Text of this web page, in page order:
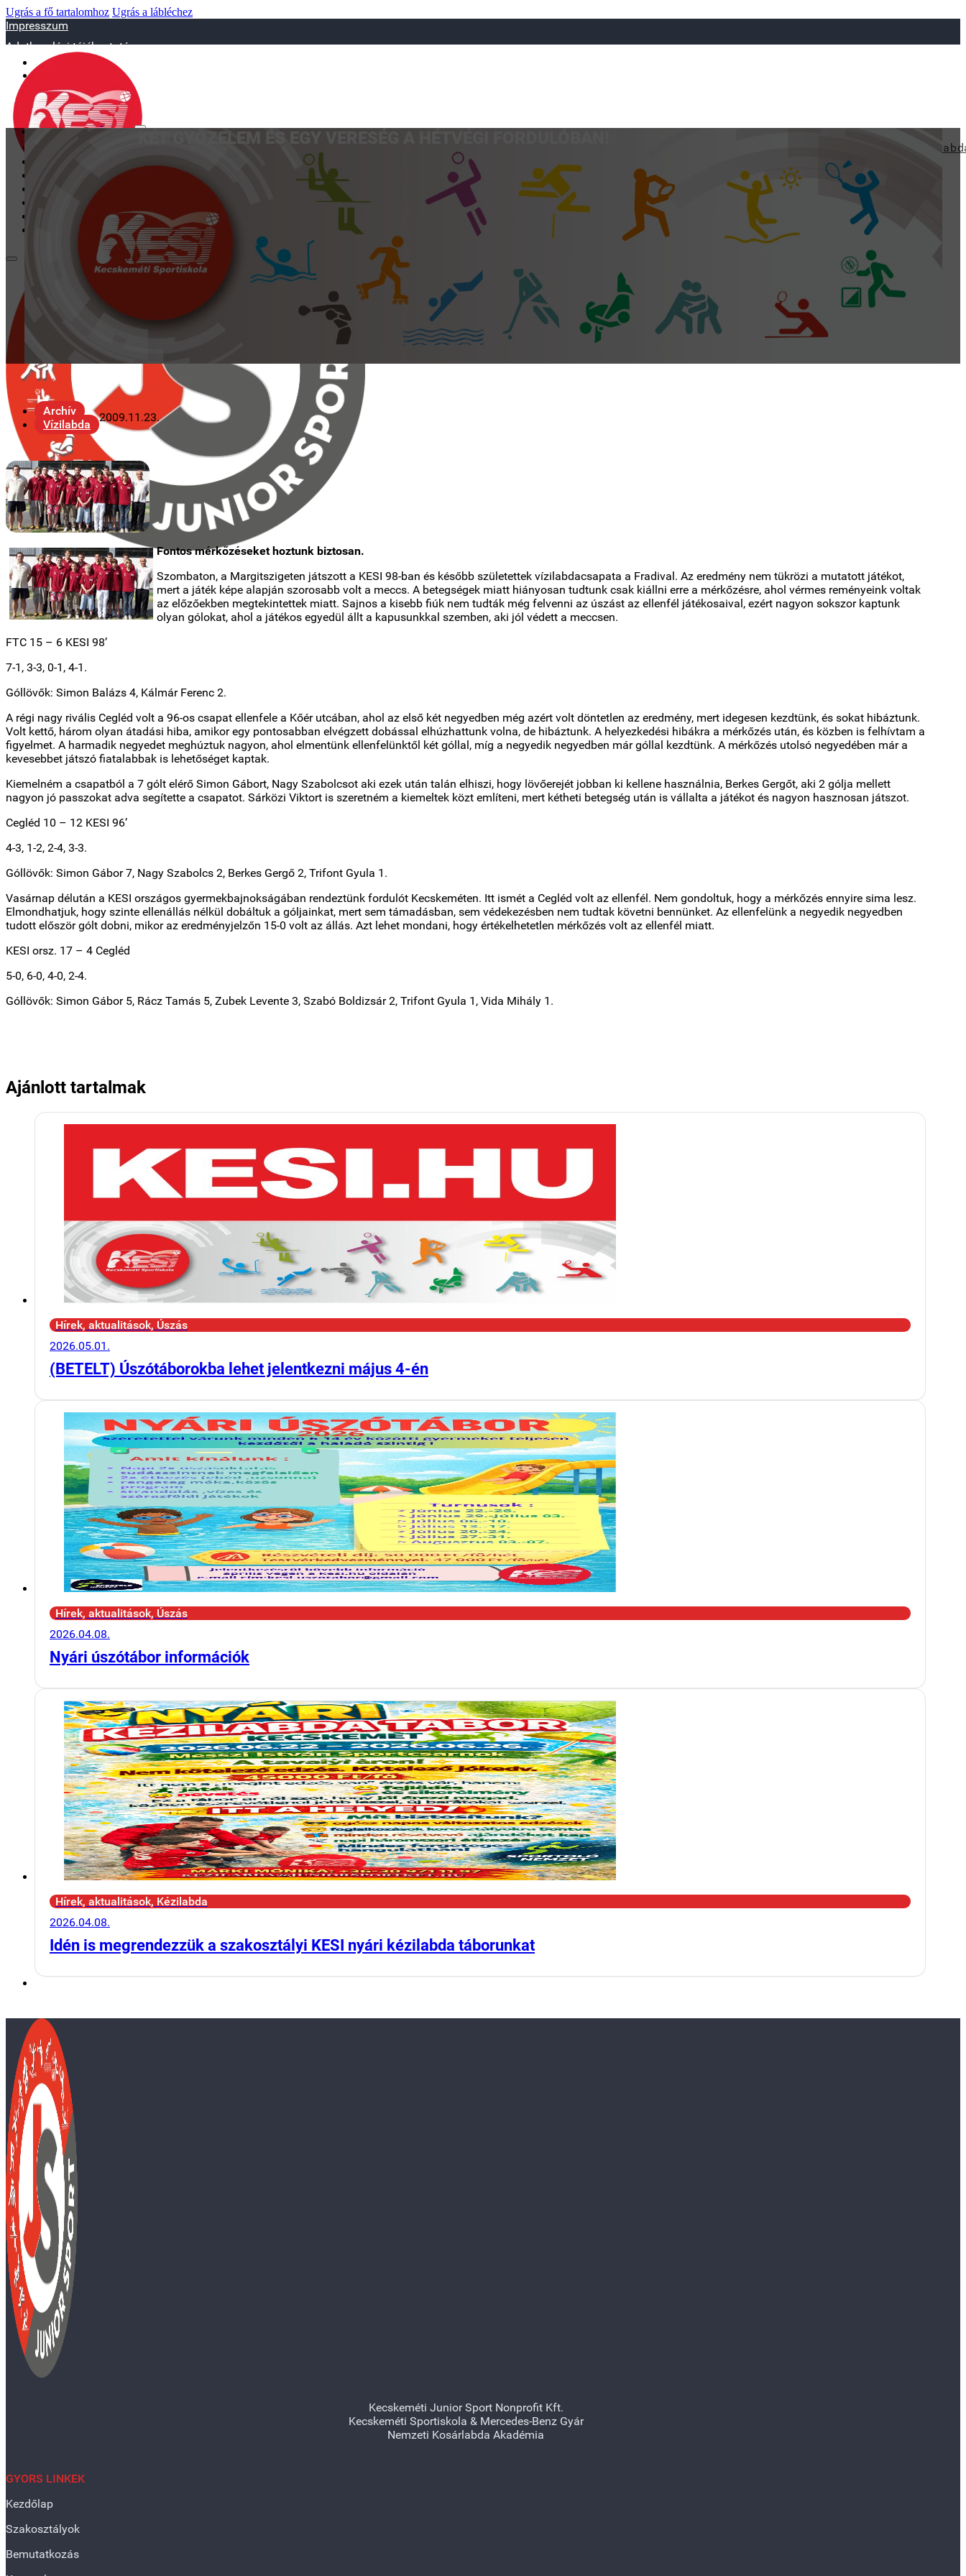
Ugrás a fő tartalomhoz Ugrás a lábléchez
Impresszum
Adatkezelési tájékoztató
sportiskola@juniorsportkft.hu
SZAKOSZTÁLYOK
KAPCSOLAT
KÉT GYŐZELEM ÉS EGY VERESÉG A HÉTVÉGI FORDULÓBAN!
Archív
Vízilabda
2009.11.23.
Fontos mérkőzéseket hoztunk biztosan.
Szombaton, a Margitszigeten játszott a KESI 98-ban és később születettek vízilabdacsapata a Fradival. Az eredmény nem tükrözi a mutatott játékot,
mert a játék képe alapján szorosabb volt a meccs. A betegségek miatt hiányosan tudtunk csak kiállni erre a mérkőzésre, ahol vérmes reményeink voltak
az előzőekben megtekintettek miatt. Sajnos a kisebb fiúk nem tudták még felvenni az úszást az ellenfél játékosaival, ezért nagyon sokszor kaptunk
olyan gólokat, ahol a játékos egyedül állt a kapusunkkal szemben, aki jól védett a meccsen.
FTC 15 – 6 KESI 98’
7-1, 3-3, 0-1, 4-1.
Góllövők: Simon Balázs 4, Kálmár Ferenc 2.
A régi nagy rivális Cegléd volt a 96-os csapat ellenfele a Kőér utcában, ahol az első két negyedben még azért volt döntetlen az eredmény, mert idegesen kezdtünk, és sokat hibáztunk.
Volt kettő, három olyan átadási hiba, amikor egy pontosabban elvégzett dobással elhúzhattunk volna, de hibáztunk. A helyezkedési hibákra a mérkőzés után, és közben is felhívtam a
figyelmet. A harmadik negyedet meghúztuk nagyon, ahol elmentünk ellenfelünktől két góllal, míg a negyedik negyedben már góllal kezdtünk. A mérkőzés utolsó negyedében már a
kevesebbet játszó fiatalabbak is lehetőséget kaptak.
Kiemelném a csapatból a 7 gólt elérő Simon Gábort, Nagy Szabolcsot aki ezek után talán elhiszi, hogy lövőerejét jobban ki kellene használnia, Berkes Gergőt, aki 2 gólja mellett
nagyon jó passzokat adva segítette a csapatot. Sárközi Viktort is szeretném a kiemeltek közt említeni, mert kétheti betegség után is vállalta a játékot és nagyon hasznosan játszot.
Cegléd 10 – 12 KESI 96’
4-3, 1-2, 2-4, 3-3.
Góllövők: Simon Gábor 7, Nagy Szabolcs 2, Berkes Gergő 2, Trifont Gyula 1.
Vasárnap délután a KESI országos gyermekbajnokságában rendeztünk fordulót Kecskeméten. Itt ismét a Cegléd volt az ellenfél. Nem gondoltuk, hogy a mérkőzés ennyire sima lesz.
Elmondhatjuk, hogy szinte ellenállás nélkül dobáltuk a góljainkat, mert sem támadásban, sem védekezésben nem tudtak követni bennünket. Az ellenfelünk a negyedik negyedben
tudott először gólt dobni, mikor az eredményjelzőn 15-0 volt az állás. Azt lehet mondani, hogy értékelhetetlen mérkőzés volt az ellenfél miatt.
KESI orsz. 17 – 4 Cegléd
5-0, 6-0, 4-0, 2-4.
Góllövők: Simon Gábor 5, Rácz Tamás 5, Zubek Levente 3, Szabó Boldizsár 2, Trifont Gyula 1, Vida Mihály 1.
Ajánlott tartalmak
Hírek, aktualitások, Úszás
2026.05.01.
(BETELT) Úszótáborokba lehet jelentkezni május 4-én
Hírek, aktualitások, Úszás
2026.04.08.
Nyári úszótábor információk
Hírek, aktualitások, Kézilabda
2026.04.08.
Idén is megrendezzük a szakosztályi KESI nyári kézilabda táborunkat
Kecskeméti Junior Sport Nonprofit Kft.
Kecskeméti Sportiskola & Mercedes-Benz Gyár
Nemzeti Kosárlabda Akadémia
GYORS LINKEK
Kezdőlap
Szakosztályok
Bemutatkozás